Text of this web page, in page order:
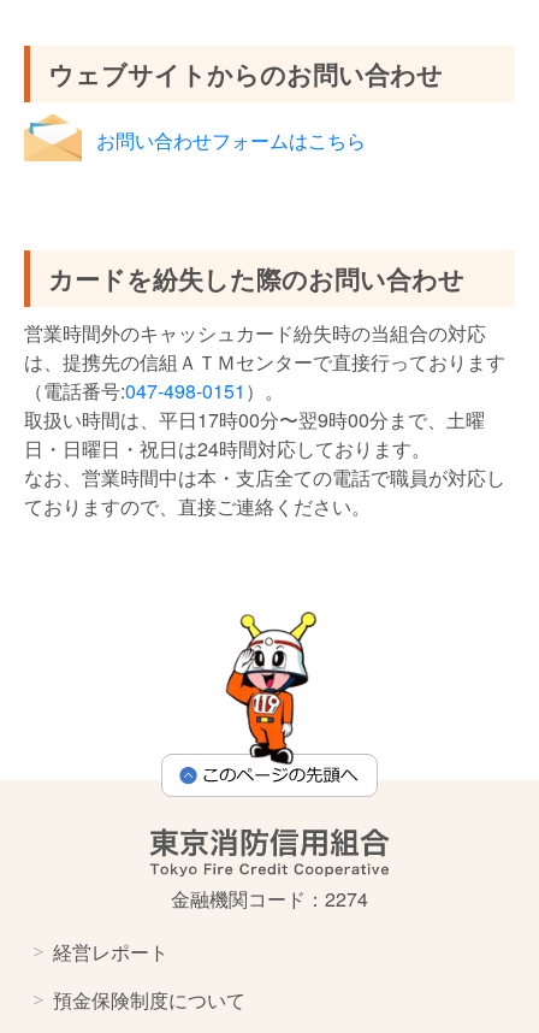
ウェブサイトからのお問い合わせ
お問い合わせフォームはこちら
カードを紛失した際のお問い合わせ
営業時間外のキャッシュカード紛失時の当組合の対応
は、提携先の信組ＡＴＭセンターで直接行っております
（電話番号:047-498-0151 ）。
取扱い時間は、平日17時00分〜翌9時00分まで、土曜
日・日曜日・祝日は24時間対応しております。
なお、営業時間中は本・支店全ての電話で職員が対応し
ておりますので、直接ご連絡ください。
金融機関コード：2274
経営レポート
預金保険制度について